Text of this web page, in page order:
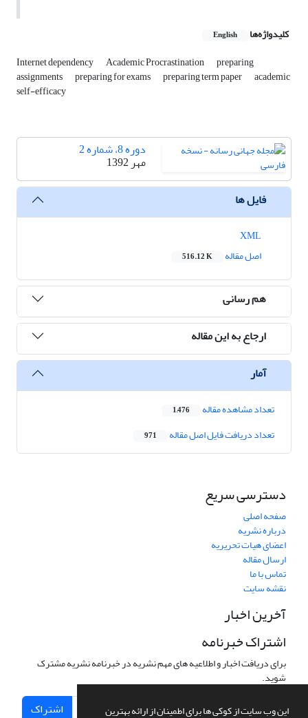
این وب سایت از کوکی ها برای اطمینان از ارائه بهترین
کلیدواژه‌ها English
Internet dependency Academic Procrastination preparing
assignments preparing for exams preparing term paper academic
self-efficacy
دوره 8، شماره 2
مهر 1392
فایل ها
اصل مقاله
516.12 K
هم رسانی
ارجاع به این مقاله
آمار
تعداد مشاهده مقاله 1,476
تعداد دریافت فایل اصل مقاله 971
دسترسی سریع
صفحه اصلی
درباره نشریه
اعضای هیات تحریریه
ارسال مقاله
تماس با ما
نقشه سایت
آخرین اخبار
اشتراک خبرنامه
برای دریافت اخبار و اطلاعیه های مهم نشریه در خبرنامه نشریه مشترک
شوید.
اشتراک